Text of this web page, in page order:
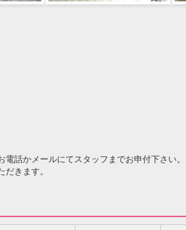
話かメールにてスタッフまでお申付下さい。
きます。